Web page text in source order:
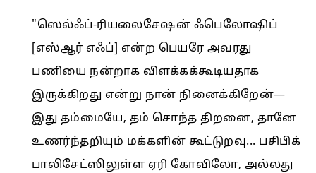
"ஸெல்ஃப்-ரியலைசேஷன் ஃபெலோஷிப்
[எஸ்ஆர் எஃப்] என்ற பெயரே அவரது
பணியை நன்றாக விளக்கக்கூடியதாக
இருக்கிறது என்று நான் நினைக்கிறேன்—
இது தம்மையே, தம் சொந்த திறனை, தானே
உணர்ந்தறியும் மக்களின் கூட்டுறவு... பசிபிக்
பாலிசேட்ஸிலுள்ள ஏரி கோவிலோ, அல்லது